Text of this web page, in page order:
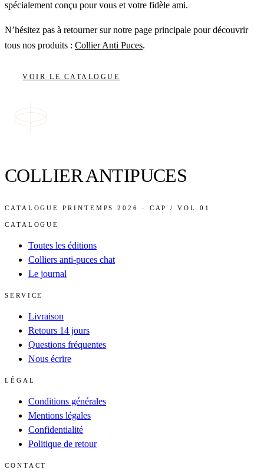
spécialement conçu pour vous et votre fidèle ami.
N’hésitez pas à retourner sur notre page principale pour découvrir
tous nos produits : Collier Anti Puces.
VOIR LE CATALOGUE
COLLIER ANTIPUCES
CATALOGUE PRINTEMPS 2026 · CAP / VOL.01
CATALOGUE
Toutes les éditions
Colliers anti-puces chat
Le journal
SERVICE
Livraison
Retours 14 jours
Questions fréquentes
Nous écrire
LÉGAL
Conditions générales
Mentions légales
Confidentialité
Politique de retour
CONTACT